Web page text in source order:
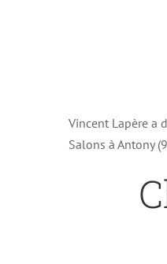
Vincent Lapère a
Salons à Antony